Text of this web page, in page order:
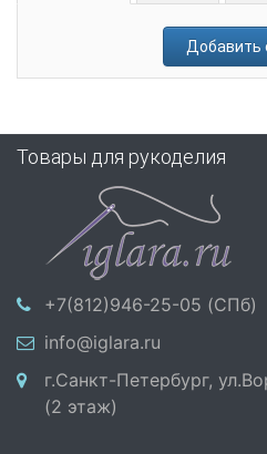
Добавить
Товары для рукоделия
+7(812)946-25-05 (СПб)
info@iglara.ru
г.Санкт-Петербург,
(2 этаж)